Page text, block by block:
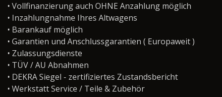
• Vollfinanzierung auch OHNE Anzahlung möglich
• Inzahlungnahme Ihres Altwagens
• Barankauf möglich
• Garantien und Anschlussgarantien ( Europaweit )
• Zulassungsdienste
• TÜV / AU Abnahmen
• DEKRA Siegel - zertifiziertes Zustandsbericht
• Werkstatt Service / Teile & Zubehör